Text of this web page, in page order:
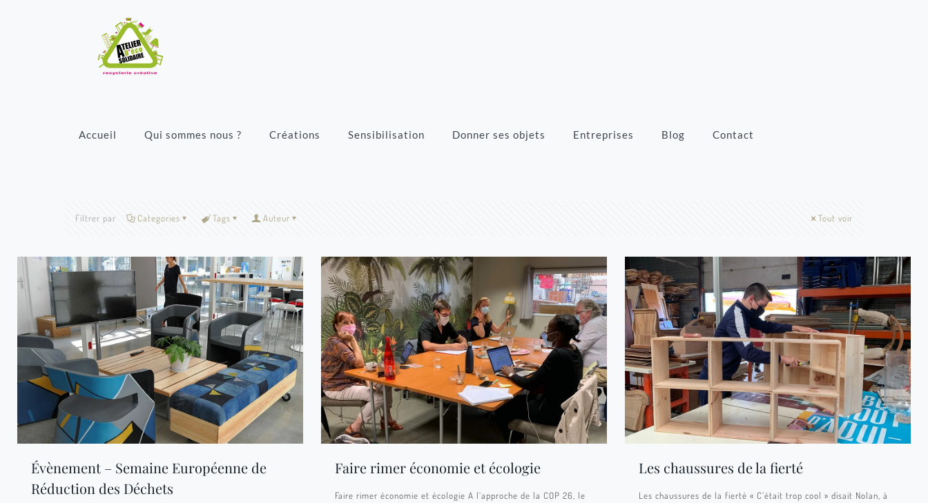
Accueil Qui sommes nous ? Créations Sensibilisation Donner ses objets Entreprises Blog Contact
Filtrer par Categories Tags Auteur Tout voir
Évènement – Semaine Européenne de
Réduction des Déchets
Faire rimer économie et écologie
Faire rimer économie et écologie A l’approche de la COP 26, le
Les chaussures de la fierté
Les chaussures de la fierté « C’était trop cool » disait Nolan, à